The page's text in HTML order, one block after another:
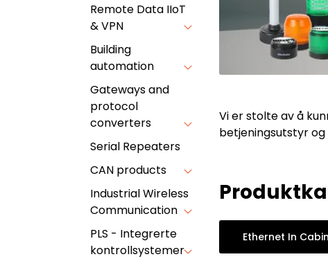
Remote Data IIoT
& VPN
Building
automation
Gateways and
protocol
converters
Serial Repeaters
CAN products
Industrial Wireless
Communication
PLS - Integrerte
kontrollsystemer
Vi er stolte av å
betjeningsutstyr
Ethernet In